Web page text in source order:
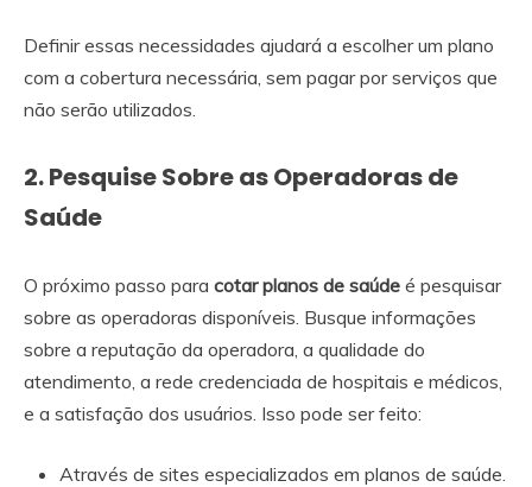
Definir essas necessidades ajudará a escolher um plano
com a cobertura necessária, sem pagar por serviços que
não serão utilizados.
2. Pesquise Sobre as Operadoras de
Saúde
O próximo passo para cotar planos de saúde é pesquisar
sobre as operadoras disponíveis. Busque informações
sobre a reputação da operadora, a qualidade do
atendimento, a rede credenciada de hospitais e médicos,
e a satisfação dos usuários. Isso pode ser feito:
Através de sites especializados em planos de saúde.